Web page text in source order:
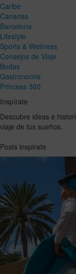
Caribe
Canarias
Barcelona
Lifestyle
Sports & Wellness
Consejos de Viaje
Bodas
Gastronomia
Princess 360
Inspírate
Descubre ideas e
viaje de tus sueños.
Posts inspirate